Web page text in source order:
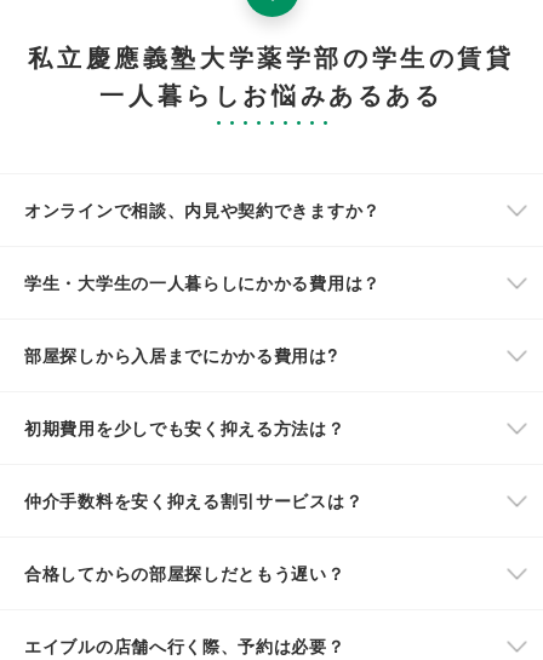
私立慶應義塾大学薬学部の学生の賃貸
一人暮らしお悩みあるある
オンラインで相談、内見や契約できますか？
学生・大学生の一人暮らしにかかる費用は？
部屋探しから入居までにかかる費用は?
初期費用を少しでも安く抑える方法は？
仲介手数料を安く抑える割引サービスは？
合格してからの部屋探しだともう遅い？
エイブルの店舗へ行く際、予約は必要？